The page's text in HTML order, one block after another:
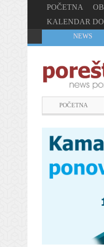
POČETNA
KALENDAR
NEWS
POČETNA